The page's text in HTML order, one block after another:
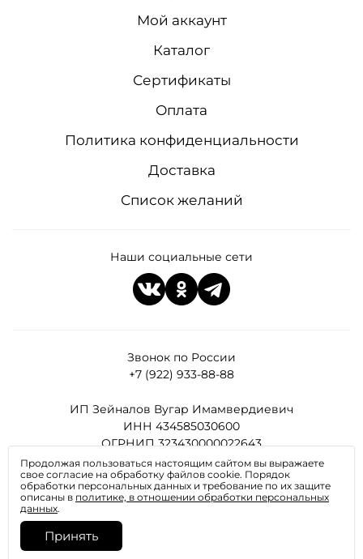
Звонок по России
+7 (922) 933-88-88
ИП Зейналов Вугар Имамвердиевич
ИНН 434585030600
ОГРНИП 323430000022643
Все права защищены
Мой аккаунт
Каталог
Сертификаты
Оплата
Политика конфиденциальности
Доставка
Список желаний
Наши социальные сети
Отправляя любую форму на сайте, вы соглашаетесь с
Продолжая пользоваться настоящим сайтом вы выражаете
свое согласие на обработку файлов cookie. Порядок
обработки персональных данных и требование по их защите
описаны в политике, в отношении обработки персональных
данных.
Принять